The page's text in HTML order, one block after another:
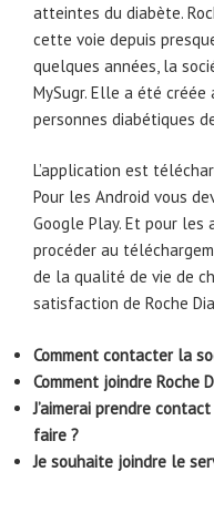
atteintes du diabète.
cette voie depuis
quelques années, la
MySugr. Elle a été
personnes diabétiques
L’application est
Pour les Android vous
Google Play. Et pour les
procéder au
de la qualité de vie de
satisfaction de Roche
Comment contacter la
Comment joindre Roche
J’aimerai prendre
faire ?
Je souhaite joindre le